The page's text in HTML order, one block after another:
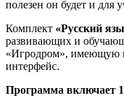
полезен он будет и для
Комплект «Русский
развивающих и
«Игродром», имеющую
интерфейс.
Программа включает